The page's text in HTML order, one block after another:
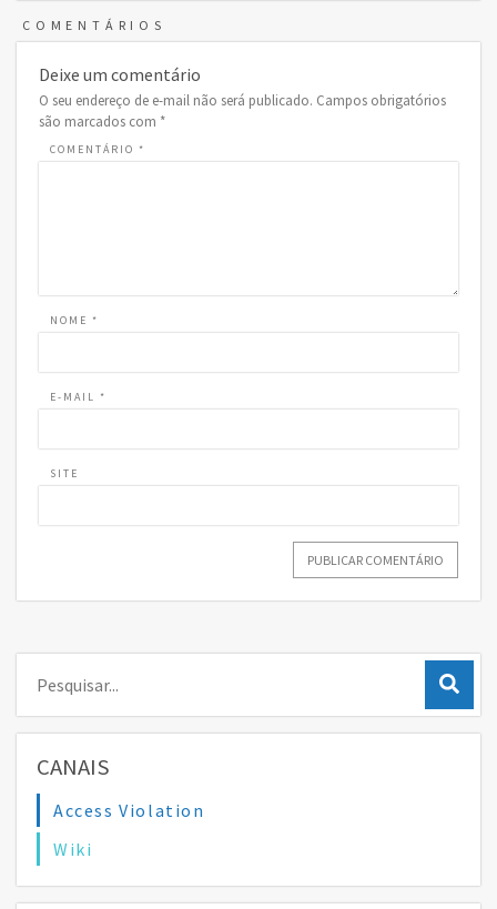
COMENTÁRIOS
Deixe um comentário
O seu endereço de e-mail não será publicado. Campos obrigatórios
são marcados com *
COMENTÁRIO *
NOME *
E-MAIL *
SITE
CANAIS
Access Violation
Wiki